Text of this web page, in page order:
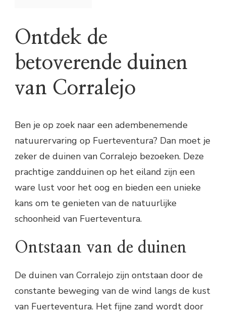
Ontdek de
betoverende duinen
van Corralejo
Ben je op zoek naar een adembenemende
natuurervaring op Fuerteventura? Dan moet je
zeker de duinen van Corralejo bezoeken. Deze
prachtige zandduinen op het eiland zijn een
ware lust voor het oog en bieden een unieke
kans om te genieten van de natuurlijke
schoonheid van Fuerteventura.
Ontstaan van de duinen
De duinen van Corralejo zijn ontstaan door de
constante beweging van de wind langs de kust
van Fuerteventura. Het fijne zand wordt door